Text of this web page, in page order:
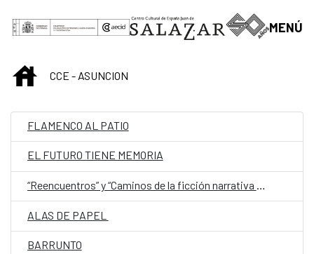
Saltar al contenido principal
MENÚ
INICIOCCE - ASUNCION
FLAMENCO AL PATIO
EL FUTURO TIENE MEMORIA
“Reencuentros” y “Caminos de la ficción narrativa paraguaya (de 1544 a 1960)”
ALAS DE PAPEL
BARRUNTO